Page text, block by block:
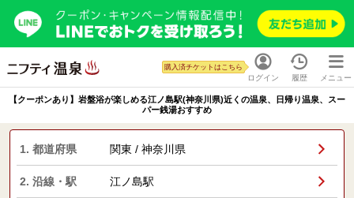
ログイン
購入済チケットはこちら
履歴 メニュー
【クーポンあり】岩盤浴が楽しめる江ノ島駅(神奈川県)近くの温泉、日帰り温泉、スー
パー銭湯おすすめ
1. 都道府県 関東 / 神奈川県
2. 沿線・駅 江ノ島駅